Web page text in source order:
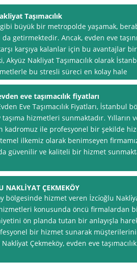
Taşımacılık
büyük bir metropolde yaşamak,
da getirmektedir. Ancak, evden eve
karşıya kalanlar için bu avantajlar
Nakliyat Taşımacılık olarak
bu stresli süreci en kolay hale
eve taşımacılık fiyatları
Eve Taşımacılık Fiyatları, İstanbul
taşıma hizmetleri sunmaktadır. Yılların
kadromuz ile profesyonel bir şekilde
ilkemiz olarak benimseyen
güvenilir ve kaliteli bir hizmet
NAKLİYAT ÇEKMEKÖY
bölgesinde hizmet veren İzci̇oğlu
konusunda öncü firmalardan
ön planda tutan bir anlayışla
bir hizmet sunarak
Çekmeköy, evden eve